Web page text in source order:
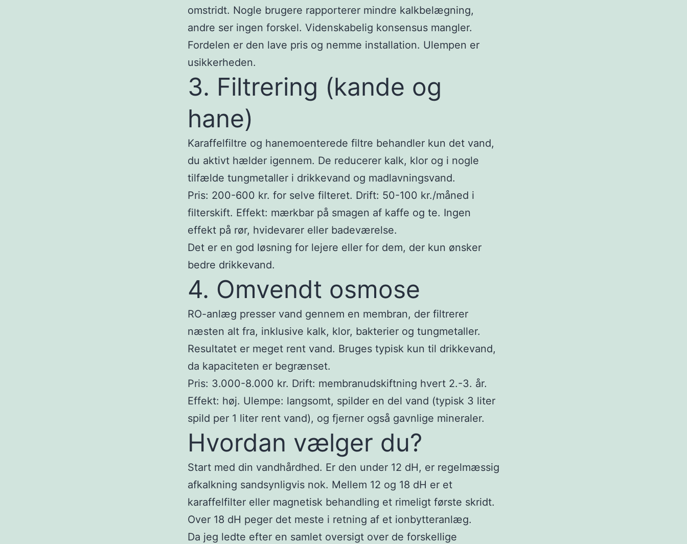
omstridt. Nogle brugere rapporterer mindre kalkbelægning,
andre ser ingen forskel. Videnskabelig konsensus mangler.
Fordelen er den lave pris og nemme installation. Ulempen er
usikkerheden.
3. Filtrering (kande og
hane)
Karaffelfiltre og hanemoenterede filtre behandler kun det vand,
du aktivt hælder igennem. De reducerer kalk, klor og i nogle
tilfælde tungmetaller i drikkevand og madlavningsvand.
Pris: 200-600 kr. for selve filteret. Drift: 50-100 kr./måned i
filterskift. Effekt: mærkbar på smagen af kaffe og te. Ingen
effekt på rør, hvidevarer eller badeværelse.
Det er en god løsning for lejere eller for dem, der kun ønsker
bedre drikkevand.
4. Omvendt osmose
RO-anlæg presser vand gennem en membran, der filtrerer
næsten alt fra, inklusive kalk, klor, bakterier og tungmetaller.
Resultatet er meget rent vand. Bruges typisk kun til drikkevand,
da kapaciteten er begrænset.
Pris: 3.000-8.000 kr. Drift: membranudskiftning hvert 2.-3. år.
Effekt: høj. Ulempe: langsomt, spilder en del vand (typisk 3 liter
spild per 1 liter rent vand), og fjerner også gavnlige mineraler.
Hvordan vælger du?
Start med din vandhårdhed. Er den under 12 dH, er regelmæssig
afkalkning sandsynligvis nok. Mellem 12 og 18 dH er et
karaffelfilter eller magnetisk behandling et rimeligt første skridt.
Over 18 dH peger det meste i retning af et ionbytteranlæg.
Da jeg ledte efter en samlet oversigt over de forskellige